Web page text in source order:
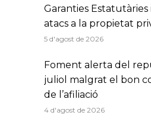
Garanties Estatutàries
atacs a la propietat
5 d'agost de 2026
Foment alerta del
juliol malgrat el bon
de l’afiliació
4 d'agost de 2026